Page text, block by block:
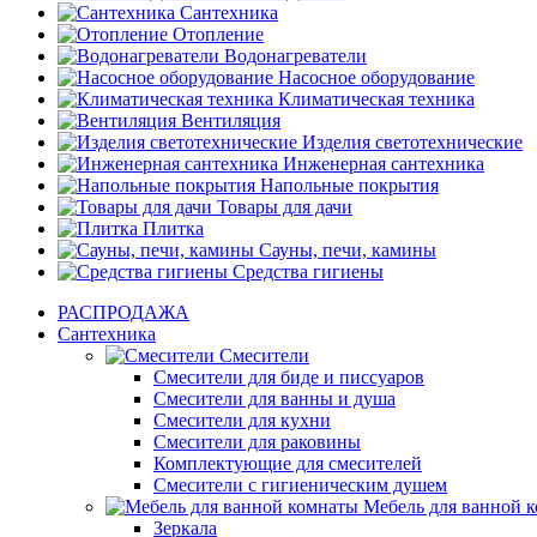
Сантехника
Отопление
Водонагреватели
Насосное оборудование
Климатическая техника
Вентиляция
Изделия светотехнические
Инженерная сантехника
Напольные покрытия
Товары для дачи
Плитка
Сауны, печи, камины
Средства гигиены
РАСПРОДАЖА
Сантехника
Смесители
Смесители для биде и писсуаров
Смесители для ванны и душа
Смесители для кухни
Смесители для раковины
Комплектующие для смесителей
Смесители с гигиеническим душем
Мебель для ванной
Зеркала